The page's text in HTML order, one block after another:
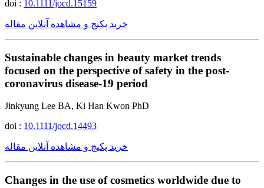
doi : 10.1111/jocd.15159
خرید پکیج و مشاهده آنلاین مقاله
Sustainable changes in beauty market trends
focused on the perspective of safety in the post-
coronavirus disease-19 period
Jinkyung Lee BA, Ki Han Kwon PhD
doi : 10.1111/jocd.14493
خرید پکیج و مشاهده آنلاین مقاله
Changes in the use of cosmetics worldwide due to